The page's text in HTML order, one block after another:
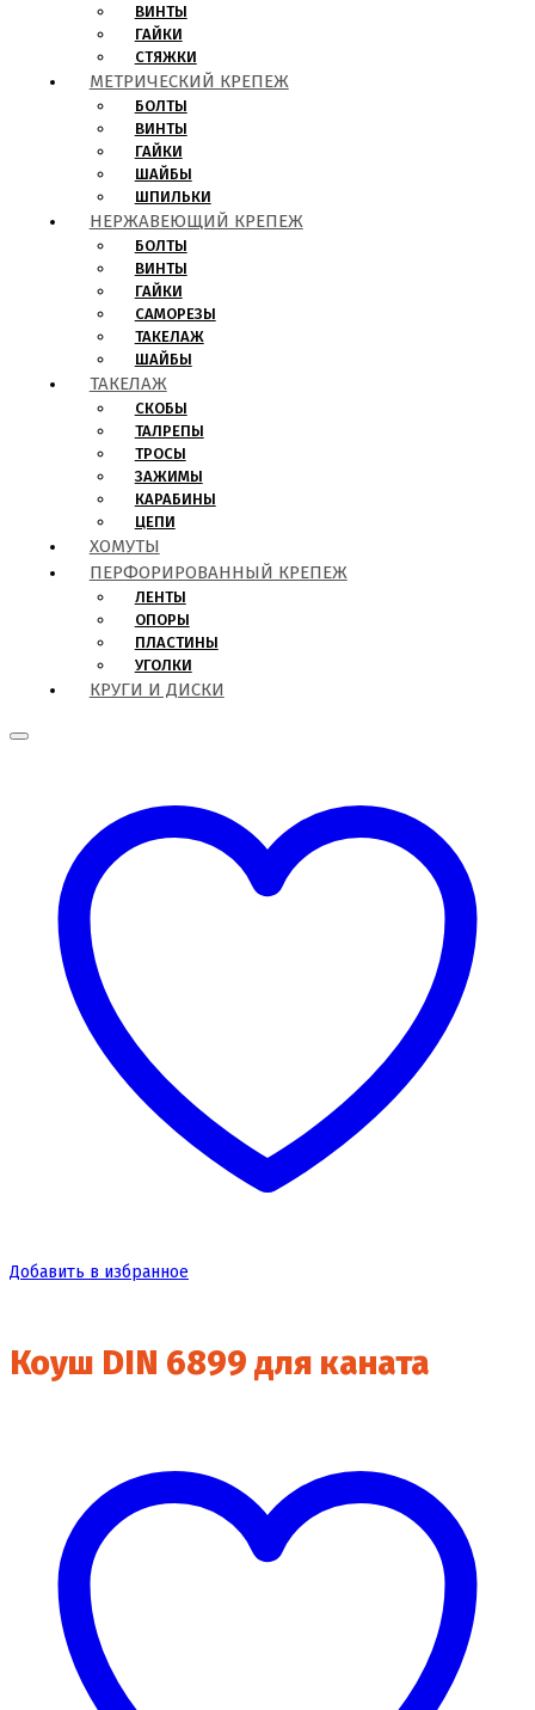
ВИНТЫ
ГАЙКИ
СТЯЖКИ
МЕТРИЧЕСКИЙ КРЕПЕЖ
БОЛТЫ
ВИНТЫ
ГАЙКИ
ШАЙБЫ
ШПИЛЬКИ
НЕРЖАВЕЮЩИЙ КРЕПЕЖ
БОЛТЫ
ВИНТЫ
ГАЙКИ
САМОРЕЗЫ
ТАКЕЛАЖ
ШАЙБЫ
ТАКЕЛАЖ
СКОБЫ
ТАЛРЕПЫ
ТРОСЫ
ЗАЖИМЫ
КАРАБИНЫ
ЦЕПИ
ХОМУТЫ
ПЕРФОРИРОВАННЫЙ КРЕПЕЖ
ЛЕНТЫ
ОПОРЫ
ПЛАСТИНЫ
УГОЛКИ
КРУГИ И ДИСКИ
Добавить в избранное
Коуш DIN 6899 для каната